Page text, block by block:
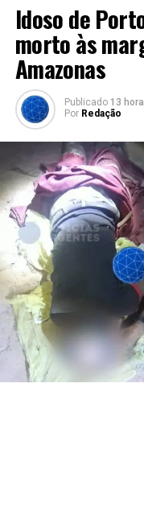
Idoso de
morto às
Amazonas
Publicado 13
Por Redação